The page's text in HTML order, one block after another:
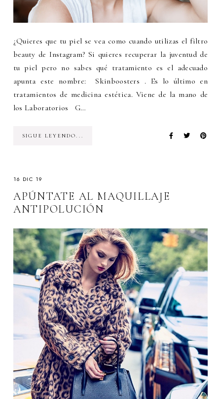
¿Quieres que tu piel se vea como cuando utilizas el filtro
beauty de Instagram? Si quieres recuperar la juventud de
tu piel pero no sabes qué tratamiento es el adecuado
apunta este nombre: Skinboosters . Es lo último en
tratamientos de medicina estética. Viene de la mano de
los Laboratorios G…
SIGUE LEYENDO...
16 DIC 19
APÚNTATE AL MAQUILLAJE
ANTIPOLUCIÓN